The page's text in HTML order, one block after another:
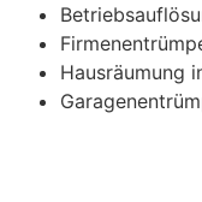
Hausräumung